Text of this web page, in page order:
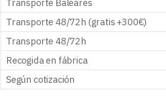
Transporte Baleares
Transporte 48/72h (gratis +300€)
Transporte 48/72h
Recogida en fábrica
Según cotización